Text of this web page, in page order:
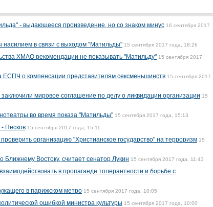
- выдающееся произведение, но со знаком минус 16 сентября 2017
насилием в связи с выходом "Матильды" 15 сентября 2017 года, 18:26
ХМАО рекомендации не показывать "Матильду" 15 сентября 2017
ЕСПЧ о компенсации представителям сексменьшинств 15 сентября 2017
мировое соглашение по делу о ликвидации организации 15
во время показа "Матильды" 15 сентября 2017 года, 15:13
Песков 15 сентября 2017 года, 15:11
организацию "Христианское государство" на терроризм 15
Ближнему Востоку, считает сенатор Лукин 15 сентября 2017 года, 11:43
в пропаганде толерантности и борьбе с
в парижском метро 15 сентября 2017 года, 10:05
ошибкой министра культуры 15 сентября 2017 года, 10:00